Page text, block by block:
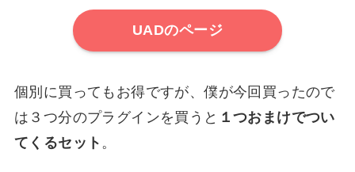
UADのページ
個別に買ってもお得ですが、僕が今回買ったので
は３つ分のプラグインを買うと １つおまけでつい
てくるセット 。